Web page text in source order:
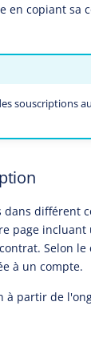
en copiant sa
souscriptions
dans différent
page
Selon
à un compte.
à partir de